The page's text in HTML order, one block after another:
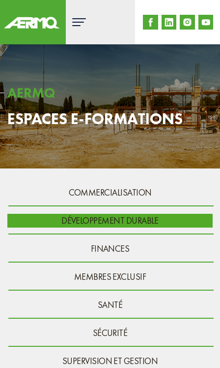
content
AERMQ
ESPACES E-FORMATIONS
COMMERCIALISATION
DÉVELOPPEMENT DURABLE
FINANCES
MEMBRES EXCLUSIF
SANTÉ
SÉCURITÉ
SUPERVISION ET GESTION